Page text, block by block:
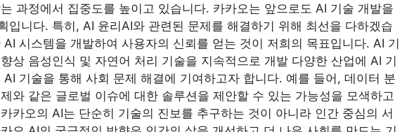
과정에서 집중도를 높이고 있습니다. 카카오는 앞으로도 AI 기술 개발을
입니다. 특히, AI 윤리AI와 관련된 문제를 해결하기 위해 최선을 다하겠습
시스템을 개발하여 사용자의 신뢰를 얻는 것이 저희의 목표입니다. AI 기
상 음성인식 및 자연어 처리 기술을 지속적으로 개발 다양한 산업에 AI 기
기술을 통해 사회 문제 해결에 기여하고자 합니다. 예를 들어, 데이터 분
와 같은 글로벌 이슈에 대한 솔루션을 제안할 수 있는 가능성을 모색하고
카오의 AI는 단순히 기술의 진보를 추구하는 것이 아니라 인간 중심의 서